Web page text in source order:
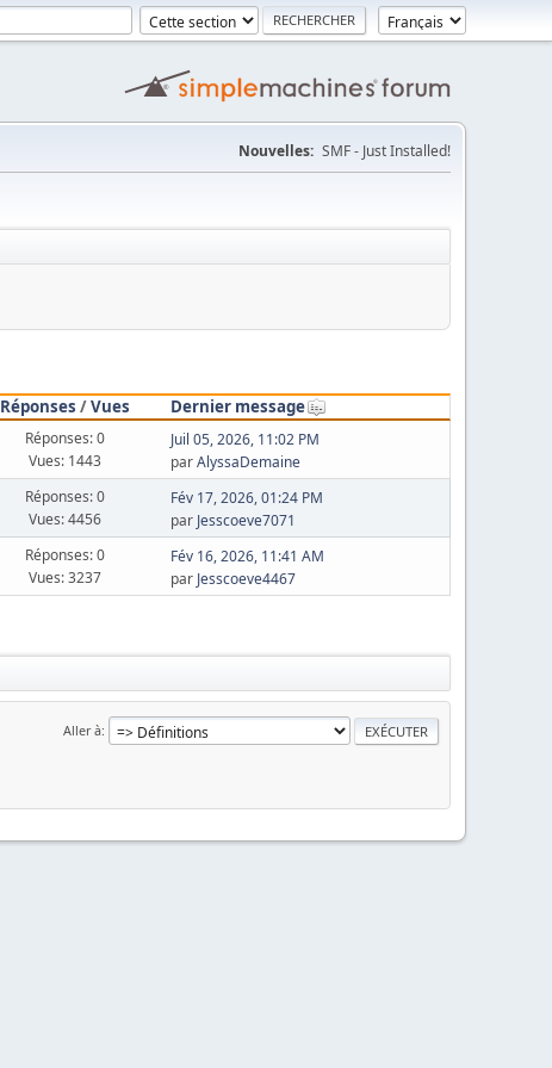
Nouvelles: SMF - Just Installed!
Réponses /Vues
Dernier message
Réponses: 0
Vues: 1443
Juil 05, 2026, 11:02 PM
parAlyssaDemaine
Réponses: 0
Vues: 4456
Fév 17, 2026, 01:24 PM
par Jesscoeve7071
Réponses: 0
Vues: 3237
Fév 16, 2026, 11:41 AM
par Jesscoeve4467
Aller à